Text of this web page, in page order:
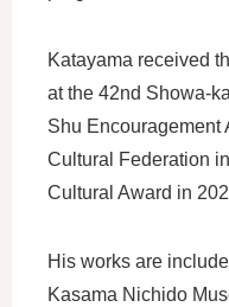
Katayama received
at the 42nd Showa-
Shu Encouragement
Cultural Federation
Cultural Award in
His works are
Kasama Nichido